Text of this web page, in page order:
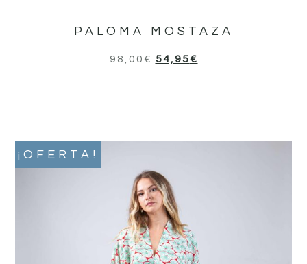
PALOMA MOSTAZA
98,00 € 54,95€
¡OFERTA!